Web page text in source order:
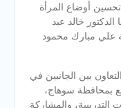
تحسين أوضاع المرأة
خالد عبد
علي مبارك محمود
بين الجانبين في
بمحافظة سوهاج،
التدريبية، والمشاركة